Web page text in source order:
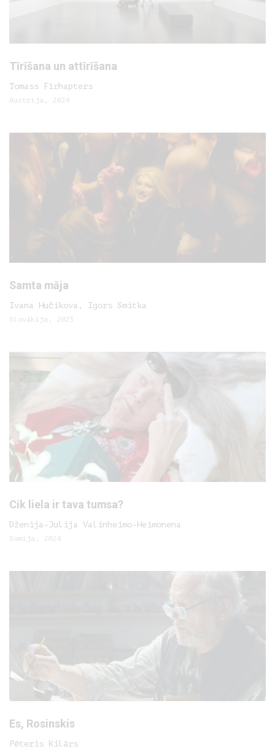
Tīrīšana un attīrīšana
Tomass Fīrhapters
Austrija, 2024
Samta māja
Ivana Hučikova, Igors Smitka
Slovākija, 2023
Cik liela ir tava tumsa?
Dženija-Julija Valinheimo-Heimonena
Somija, 2024
Es, Rosinskis
Pēteris Kilārs